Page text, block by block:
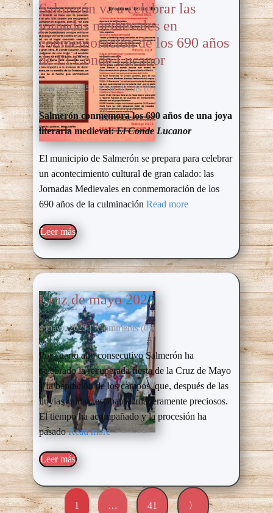
Salmerón va a celebrar las
jornadas medievales en
conmemoración de los 690 años
de El Conde Lucanor
5 agosto, 2025 Comments (0)
Salmerón conmemora los 690 años de una joya
literaria medieval:El Conde Lucanor
El municipio de Salmerón se prepara para celebrar
un acontecimiento cultural de gran calado: las
Jornadas Medievales en conmemoración de los
690 años de la culminación Read more
Leer más​
Cruz de mayo 2025
4 mayo, 2025 Comments (0)
Por cuarto año consecutivo Salmerón ha
celebrado la recuperada fiesta de la Cruz de Mayo
y la bendición de los campos, que, después de las
lluvias caídas, estaban verdaderamente preciosos.
El tiempo ha acompañado y la procesión ha
pasadoRead more
Leer más​
1 … 41 〉